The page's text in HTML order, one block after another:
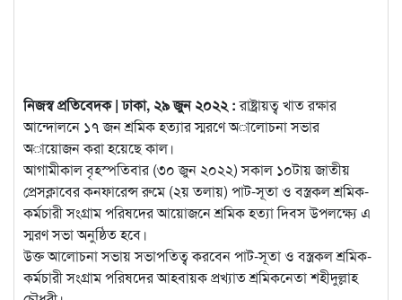
নিজস্ব প্রতিবেদক | ঢাকা, ২৯ জুন ২০২২ :রাষ্ট্রায়ত্ব খাত রক্ষার
আন্দোলনে ১৭ জন শ্রমিক হত্যার স্মরণে অালোচনা সভার
অায়োজন করা হয়েছে কাল।
আগামীকাল বৃহস্পতিবার (৩০ জুন ২০২২) সকাল১০টায় জাতীয়
প্রেসক্লাবের কনফারেন্স রুমে (২য় তলায়) পাট-সূতা ও বস্ত্রকল শ্রমিক-
কর্মচারী সংগ্রাম পরিষদের আয়োজনে শ্রমিক হত্যা দিবস উপলক্ষ্যে এ
স্মরণ সভা অনুষ্ঠিত হবে।
উক্ত আলোচনা সভায় সভাপতিত্ব করবেন পাট-সূতা ও বস্ত্রকল শ্রমিক-
কর্মচারী সংগ্রাম পরিষদের আহবায়ক প্রখ্যাত শ্রমিকনেতা শহীদুল্লাহ